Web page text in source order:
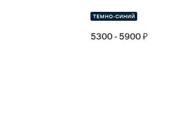
ТЕМНО-СИНИЙ
5300 - 5900₽